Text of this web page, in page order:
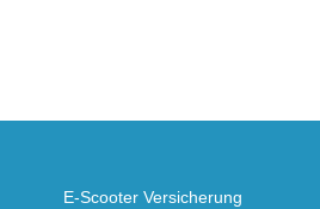
E-Scooter Versicherung